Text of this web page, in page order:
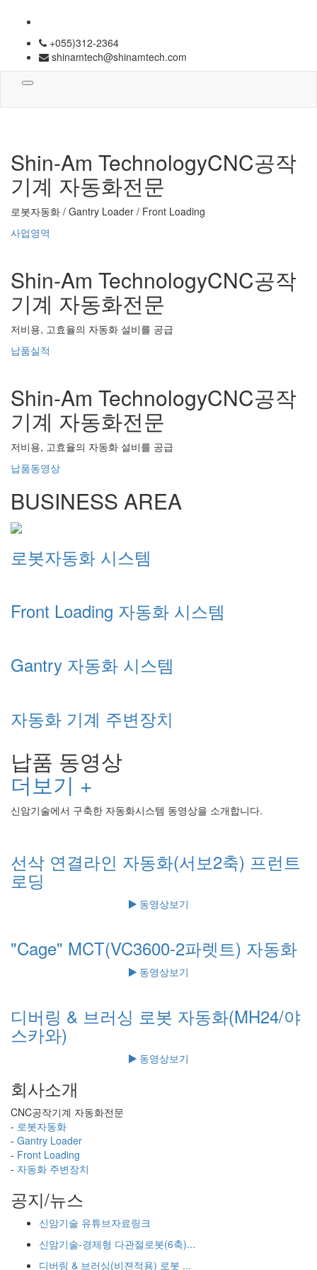
+055)312-2364
shinamtech@shinamtech.com
Toggle
Shin-Am TechnologyCNC공작
기계 자동화전문
로봇자동화 / Gantry Loader / Front Loading
사업영역
Shin-Am TechnologyCNC공작
기계 자동화전문
저비용, 고효율의 자동화 설비를 공급
납품실적
Shin-Am TechnologyCNC공작
기계 자동화전문
저비용, 고효율의 자동화 설비를 공급
납품동영상
BUSINESS AREA
로봇자동화 시스템
Front Loading 자동화 시스템
Gantry 자동화 시스템
자동화 기계 주변장치
납품 동영상
더보기 +
신암기술에서 구축한 자동화시스템 동영상을 소개합니다.
선삭 연결라인 자동화(서보2축) 프런트
로딩
동영상보기
"Cage" MCT(VC3600-2파렛트) 자동화
동영상보기
디버링 & 브러싱 로봇 자동화(MH24/야
스카와)
동영상보기
회사소개
CNC공작기계 자동화전문
- 로봇자동화
- Gantry Loader
- Front Loading
- 자동화 주변장치
공지/뉴스
신암기술 유튜브자료링크
신암기술-경제형 다관절로봇(6축)...
디버링 & 브러싱(비젼적용) 로봇 ...